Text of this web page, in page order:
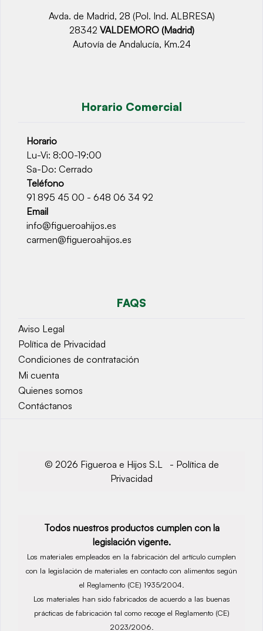
Avda. de Madrid, 28 (Pol. Ind. ALBRESA)
28342 VALDEMORO (Madrid)
Autovía de Andalucía, Km.24
Horario Comercial
Horario
Lu-Vi: 8:00-19:00
Sa-Do: Cerrado
Teléfono
91 895 45 00 - 648 06 34 92
Email
info@figueroahijos.es
carmen@figueroahijos.es
FAQS
Aviso Legal
Política de Privacidad
Condiciones de contratación
Mi cuenta
Quienes somos
Contáctanos
© 2026 Figueroa e Hijos S.L - Política de
Privacidad
Todos nuestros productos cumplen con la
legislación vigente.
Los materiales empleados en la fabricación del artículo cumplen
con la legislación de materiales en contacto con alimentos según
el Reglamento (CE) 1935/2004.
Los materiales han sido fabricados de acuerdo a las buenas
prácticas de fabricación tal como recoge el Reglamento (CE)
2023/2006.